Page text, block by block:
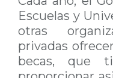
Escuelas y
otras
privadas
becas, que